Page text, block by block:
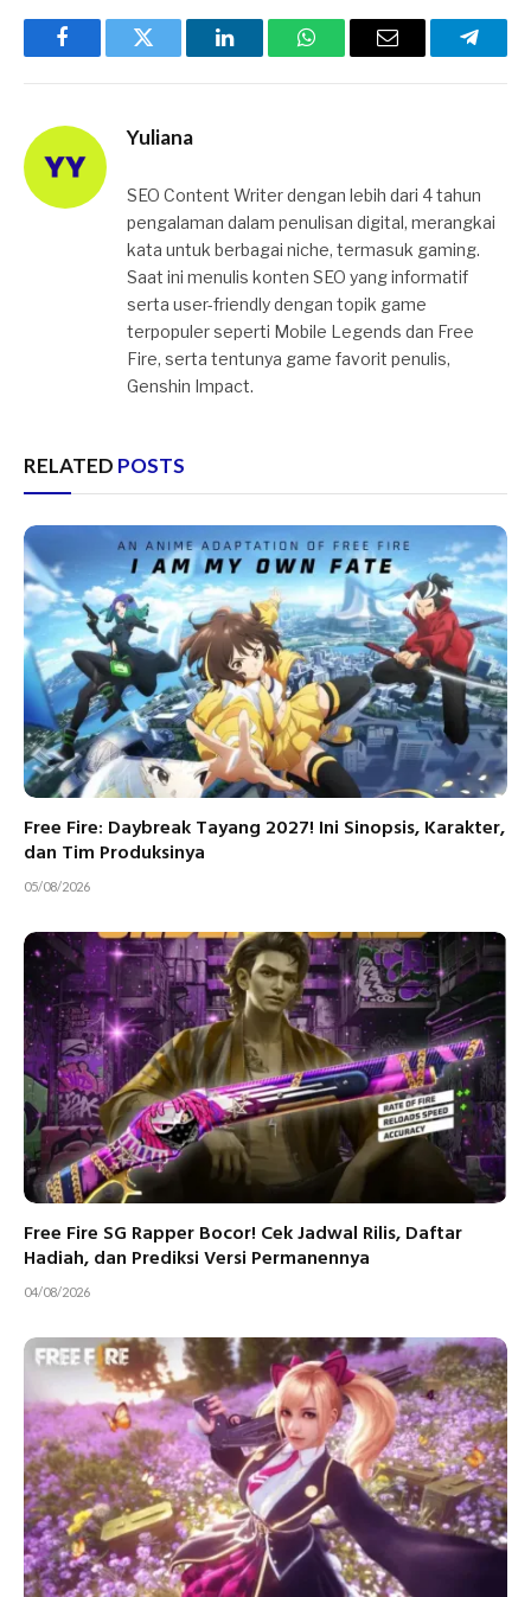
FacebookTwitter LinkedInWhatsAppEmail
Yuliana
SEO Content Writer dengan lebih dari 4 tahun
pengalaman dalam penulisan digital, merangkai
kata untuk berbagai niche, termasuk gaming.
Saat ini menulis konten SEO yang informatif
serta user-friendly dengan topik game
terpopuler seperti Mobile Legends dan Free
Fire, serta tentunya game favorit penulis,
Genshin Impact.
RELATED POSTS
Free Fire: Daybreak Tayang 2027! Ini Sinopsis, Karakter,
dan Tim Produksinya
05/08/2026
Free Fire SG Rapper Bocor! Cek Jadwal Rilis, Daftar
Hadiah, dan Prediksi Versi Permanennya
04/08/2026